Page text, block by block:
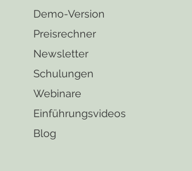
Demo-Version
Preisrechner
Newsletter
Schulungen
Webinare
Einführungsvideos
Blog